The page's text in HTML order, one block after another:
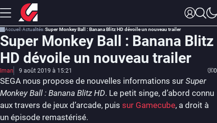
Accueil Actualités Super Monkey Ball : Banana Blitz HD dévoile un nouveau trailer
Super Monkey Ball : Banana Blitz
HD dévoile un nouveau trailer
Iman 9 août 2019 à 15:21 0
SEGA nous propose de nouvelles informations sur Super
Monkey Ball : Banana Blitz HD. Le petit singe, d’abord connu
aux travers de jeux d’arcade, puis sur Gamecube, a droit à
un épisode remastérisé.